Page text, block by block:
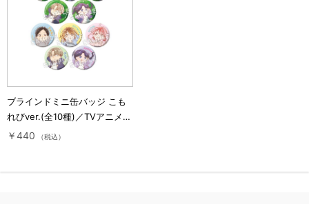
ブラインドミニ缶バッジ こも
れびver.(全10種)／TVアニメ
『アオのハコ』
￥440 （税込）